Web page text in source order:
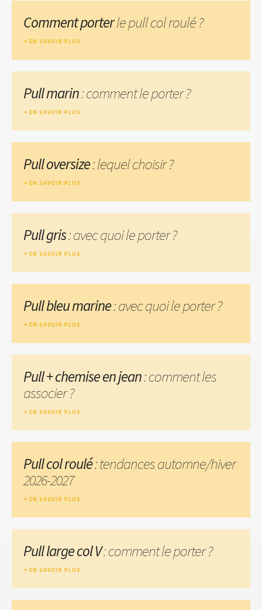
Comment porterle pull col roulé ?
EN SAVOIR PLUS
Pull marin: comment le porter ?
EN SAVOIR PLUS
Pull oversize: lequel choisir ?
EN SAVOIR PLUS
Pull gris: avec quoi le porter ?
EN SAVOIR PLUS
Pull bleu marine: avec quoi le porter ?
EN SAVOIR PLUS
Pull + chemise en jean: comment les
associer ?
EN SAVOIR PLUS
Pull col roulé: tendances automne/hiver
2026-2027
EN SAVOIR PLUS
Pull large col V: comment le porter ?
EN SAVOIR PLUS